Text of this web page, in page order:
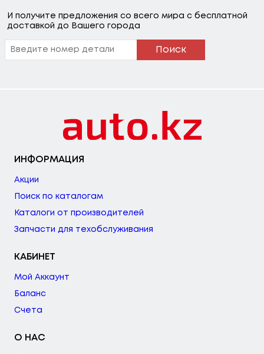
И получите предложения со всего мира с бесплатной
доставкой до Вашего города
Поиск
ИНФОРМАЦИЯ
Акции
Поиск по каталогам
Каталоги от производителей
Запчасти для техобслуживания
КАБИНЕТ
Мой Аккаунт
Баланс
Счета
О НАС